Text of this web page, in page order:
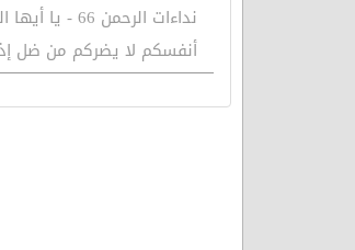
نداءات الرحمن
أنفسكم لا يضركم من ضل